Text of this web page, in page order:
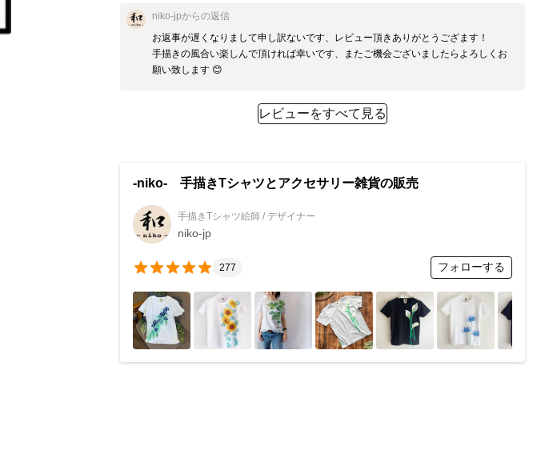
niko-jpからの返信
お返事が遅くなりまして申し訳ないです、レビュー頂きありがとうござます！
手描きの風合い楽しんで頂ければ幸いです、またご機会ございましたらよろしくお
願い致します 😊
レビューをすべて見る
-niko- 手描きTシャツとアクセサリー雑貨の販売
手描きTシャツ絵師 / デザイナー
niko-jp
277 フォローする